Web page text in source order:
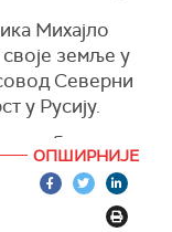
Михајло
земље у
Северни
у Русију.
уз обимне
А ко је све
Само
ОПШИРНИЈЕ